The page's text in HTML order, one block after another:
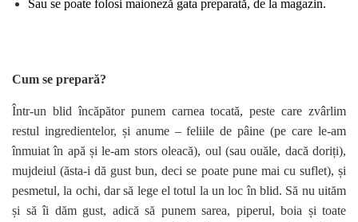
Sau se poate folosi maioneză gata preparată, de la magazin.
Cum se prepară?
Într-un blid încăpător punem carnea tocată, peste care zvârlim
restul ingredientelor, și anume – feliile de pâine (pe care le-am
înmuiat în apă și le-am stors oleacă), oul (sau ouăle, dacă doriți),
mujdeiul (ăsta-i dă gust bun, deci se poate pune mai cu suflet), și
pesmetul, la ochi, dar să lege el totul la un loc în blid. Să nu uităm
și să îi dăm gust, adică să punem sarea, piperul, boia și toate